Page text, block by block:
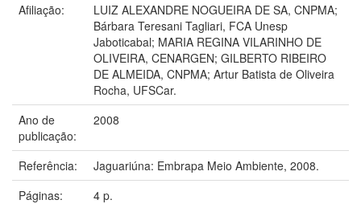
Afiliação:
LUIZ ALEXANDRE NOGUEIRA DE SA, CNPMA;
Bárbara Teresani Tagliari, FCA Unesp
Jaboticabal; MARIA REGINA VILARINHO DE
OLIVEIRA, CENARGEN; GILBERTO RIBEIRO
DE ALMEIDA, CNPMA; Artur Batista de Oliveira
Rocha, UFSCar.
Ano de
publicação:
2008
Referência:
Jaguariúna: Embrapa Meio Ambiente, 2008.
Páginas:
4 p.